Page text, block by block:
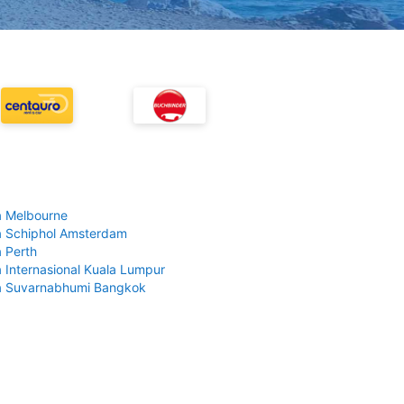
Melbourne
Schiphol Amsterdam
Perth
Internasional Kuala Lumpur
Suvarnabhumi Bangkok